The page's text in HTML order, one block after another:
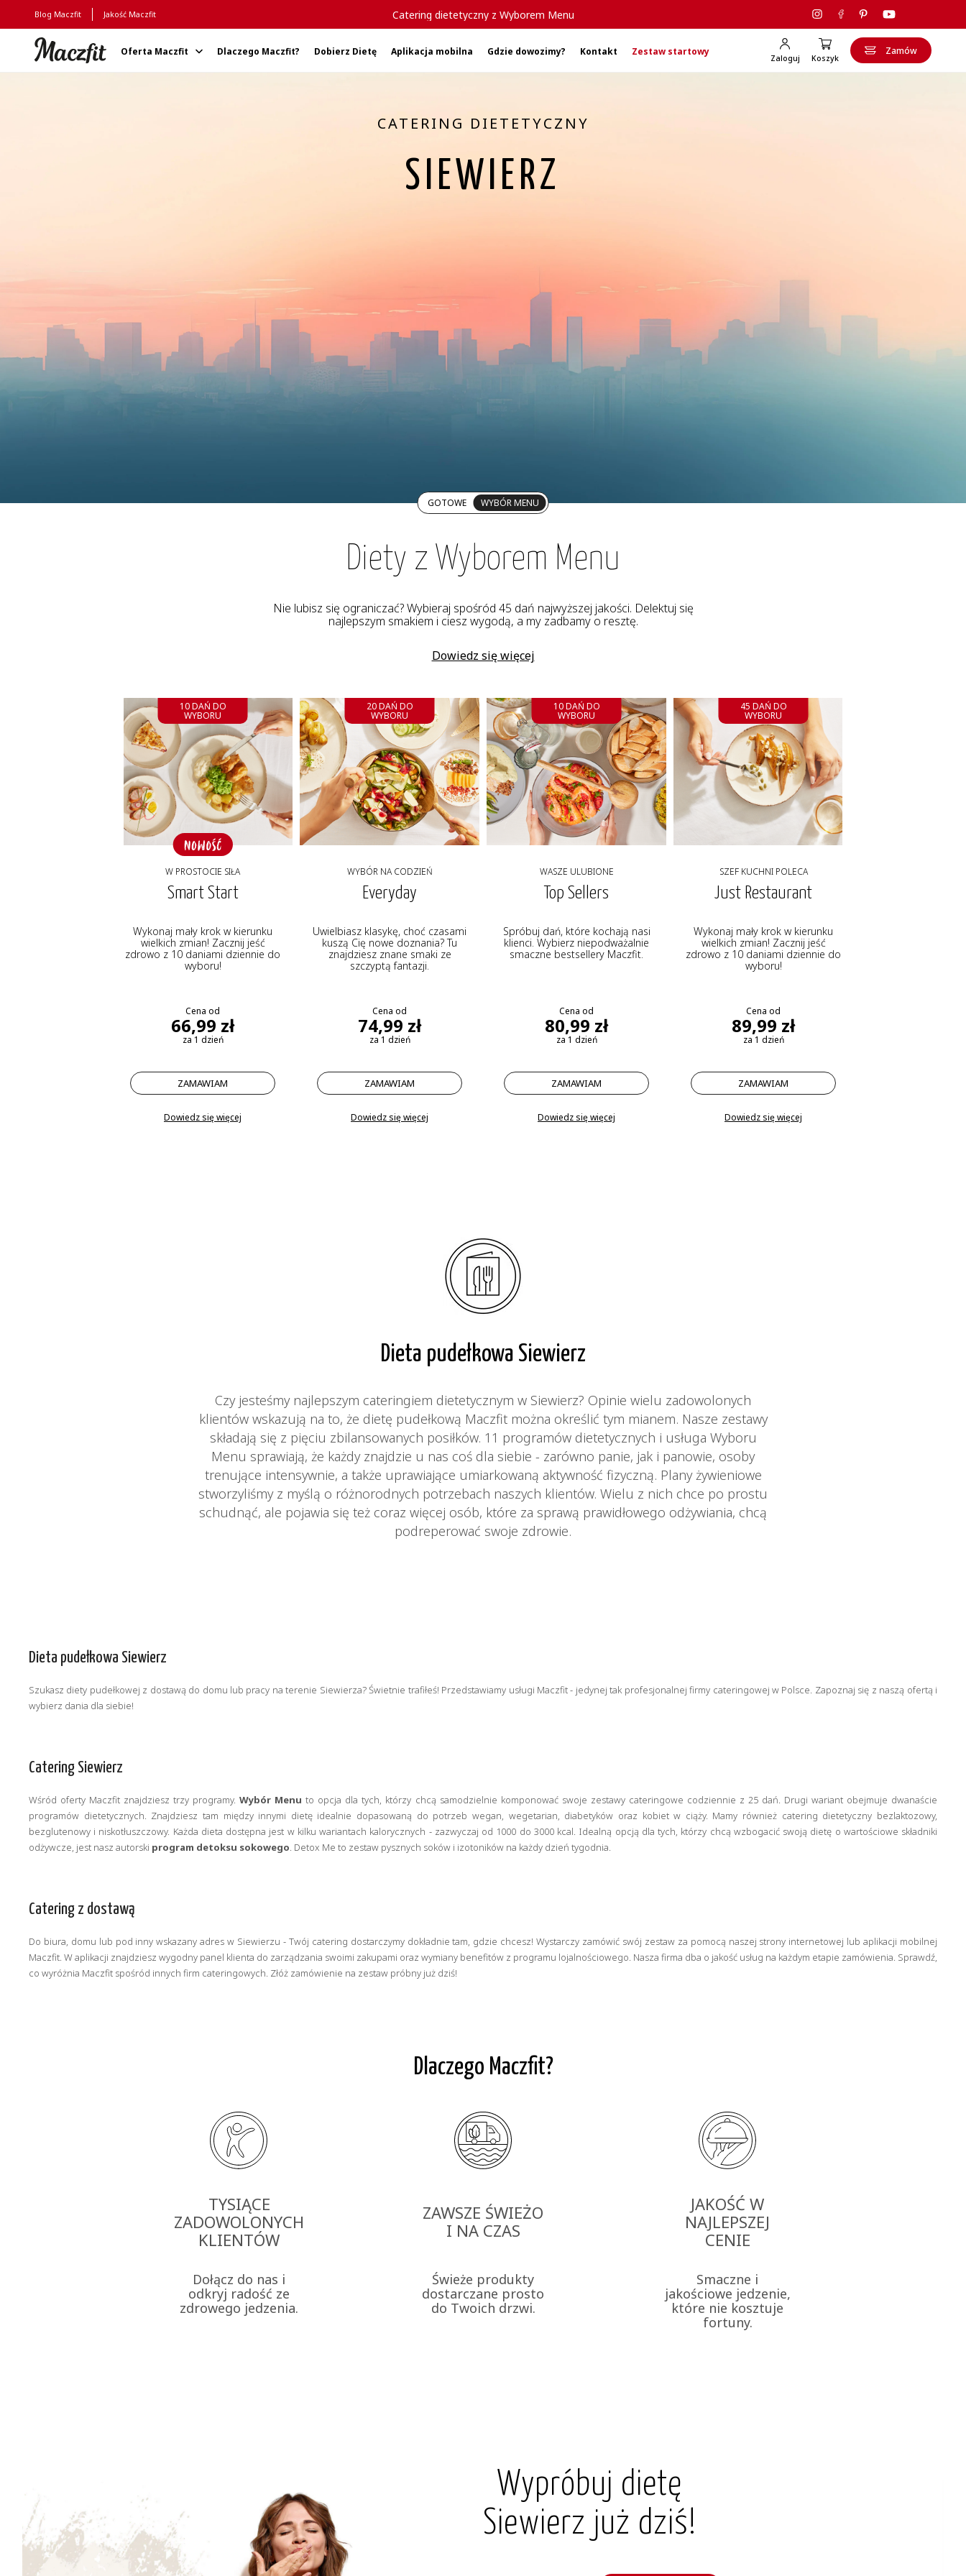
Blog Maczfit Jakość Maczfit Catering dietetyczny z Wyborem Menu
Oferta Maczfit Dlaczego Maczfit? Dobierz Dietę Aplikacja mobilna Gdzie dowozimy? Kontakt Zestaw startowy
Zaloguj Koszyk
Zamów
CATERING DIETETYCZNY
SIEWIERZ
GOTOWE WYBÓR MENU
Diety z Wyborem Menu
Nie lubisz się ograniczać? Wybieraj spośród 45 dań najwyższej jakości. Delektuj się
najlepszym smakiem i ciesz wygodą, a my zadbamy o resztę.
Dowiedz się więcej
10 DAŃ DO
WYBORU
W PROSTOCIE SIŁA
Smart Start
Wykonaj mały krok w kierunku
wielkich zmian! Zacznij jeść
zdrowo z 10 daniami dziennie do
wyboru!
Cena od
66,99 zł
za 1 dzień
ZAMAWIAM
Dowiedz się więcej
20 DAŃ DO
WYBORU
WYBÓR NA CODZIEŃ
Everyday
Uwielbiasz klasykę, choć czasami
kuszą Cię nowe doznania? Tu
znajdziesz znane smaki ze
szczyptą fantazji.
Cena od
74,99 zł
za 1 dzień
ZAMAWIAM
Dowiedz się więcej
10 DAŃ DO
WYBORU
WASZE ULUBIONE
Top Sellers
Spróbuj dań, które kochają nasi
klienci. Wybierz niepodważalnie
smaczne bestsellery Maczfit.
Cena od
80,99 zł
za 1 dzień
ZAMAWIAM
Dowiedz się więcej
45 DAŃ DO
WYBORU
SZEF KUCHNI POLECA
Just Restaurant
Wykonaj mały krok w kierunku
wielkich zmian! Zacznij jeść
zdrowo z 10 daniami dziennie do
wyboru!
Cena od
89,99 zł
za 1 dzień
ZAMAWIAM
Dowiedz się więcej
Dieta pudełkowa Siewierz
Czy jesteśmy najlepszym cateringiem dietetycznym w Siewierz? Opinie wielu zadowolonych
klientów wskazują na to, że dietę pudełkową Maczfit można określić tym mianem. Nasze zestawy
składają się z pięciu zbilansowanych posiłków. 11 programów dietetycznych i usługa Wyboru
Menu sprawiają, że każdy znajdzie u nas coś dla siebie - zarówno panie, jak i panowie, osoby
trenujące intensywnie, a także uprawiające umiarkowaną aktywność fizyczną. Plany żywieniowe
stworzyliśmy z myślą o różnorodnych potrzebach naszych klientów. Wielu z nich chce po prostu
schudnąć, ale pojawia się też coraz więcej osób, które za sprawą prawidłowego odżywiania, chcą
podreperować swoje zdrowie.
Dieta pudełkowa Siewierz
Szukasz diety pudełkowej z dostawą do domu lub pracy na terenie Siewierza? Świetnie trafiłeś! Przedstawiamy usługi Maczfit - jedynej tak profesjonalnej firmy cateringowej w Polsce. Zapoznaj się z naszą ofertą i
wybierz dania dla siebie!
Catering Siewierz
Wśród oferty Maczfit znajdziesz trzy programy.Wybór Menu to opcja dla tych, którzy chcą samodzielnie komponować swoje zestawy cateringowe codziennie z 25 dań. Drugi wariant obejmuje dwanaście
programów dietetycznych. Znajdziesz tam między innymi dietę idealnie dopasowaną do potrzeb wegan, wegetarian, diabetyków oraz kobiet w ciąży. Mamy również catering dietetyczny bezlaktozowy,
bezglutenowy i niskotłuszczowy. Każda dieta dostępna jest w kilku wariantach kalorycznych - zazwyczaj od 1000 do 3000 kcal. Idealną opcją dla tych, którzy chcą wzbogacić swoją dietę o wartościowe składniki
odżywcze, jest nasz autorski program detoksu sokowego. Detox Me to zestaw pysznych soków i izotoników na każdy dzień tygodnia.
Catering z dostawą
Do biura, domu lub pod inny wskazany adres w Siewierzu - Twój catering dostarczymy dokładnie tam, gdzie chcesz! Wystarczy zamówić swój zestaw za pomocą naszej strony internetowej lub aplikacji mobilnej
Maczfit. W aplikacji znajdziesz wygodny panel klienta do zarządzania swoimi zakupami oraz wymiany benefitów z programu lojalnościowego. Nasza firma dba o jakość usług na każdym etapie zamówienia. Sprawdź,
co wyróżnia Maczfit spośród innych firm cateringowych. Złóż zamówienie na zestaw próbny już dziś!
Dlaczego Maczfit?
TYSIĄCE
ZADOWOLONYCH
KLIENTÓW
Dołącz do nas i
odkryj radość ze
zdrowego jedzenia.
ZAWSZE ŚWIEŻO
I NA CZAS
Świeże produkty
dostarczane prosto
do Twoich drzwi.
JAKOŚĆ W
NAJLEPSZEJ
CENIE
Smaczne i
jakościowe jedzenie,
które nie kosztuje
fortuny.
Wypróbuj dietę
Siewierz już dziś!